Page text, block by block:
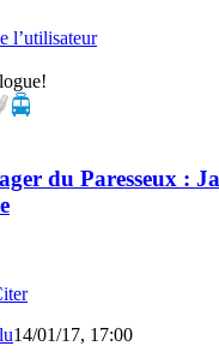
du Paresseux :
14/01/17, 17:00